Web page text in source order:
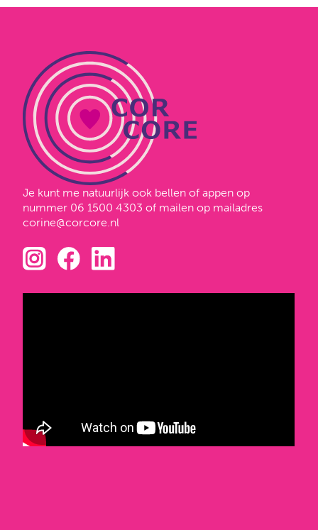
Je kunt me natuurlijk ook bellen of appen op
nummer 06 1500 4303 of mailen op mailadres
corine@corcore.nl